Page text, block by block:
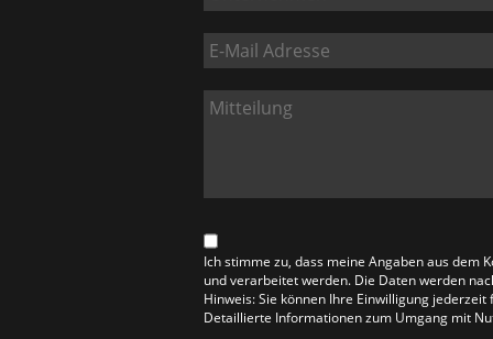
Ich stimme zu, dass meine Angaben aus
und verarbeitet werden. Die Daten werden
Hinweis: Sie können Ihre Einwilligung
Detaillierte Informationen zum Umgang mit